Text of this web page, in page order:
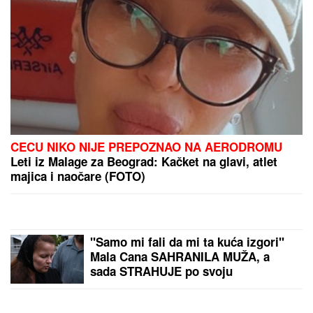
PREPORUKA ZA VAS
"ZLOČESTA, LJUBOMORNA BABA"
"MOŽDA JE ON SERIJSKI UBICA"